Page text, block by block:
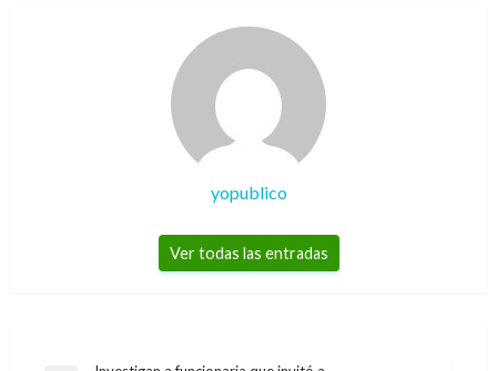
yopublico
Ver todas las entradas